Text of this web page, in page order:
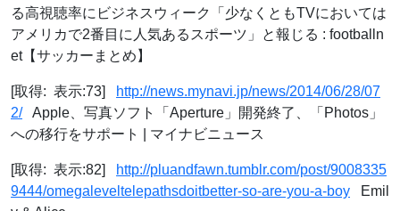
る高視聴率にビジネスウィーク「少なくともTVにおいては
アメリカで2番目に人気あるスポーツ」と報じる : footballn
et【サッカーまとめ】
[取得: 表示:73]
http://news.mynavi.jp/news/2014/06/28/07
2/Apple、写真ソフト「Aperture」開発終了、「Photos」
への移行をサポート | マイナビニュース
[取得: 表示:82]
http://pluandfawn.tumblr.com/post/9008335
9444/omegaleveltelepathsdoitbetter-so-are-you-a-boy Emil